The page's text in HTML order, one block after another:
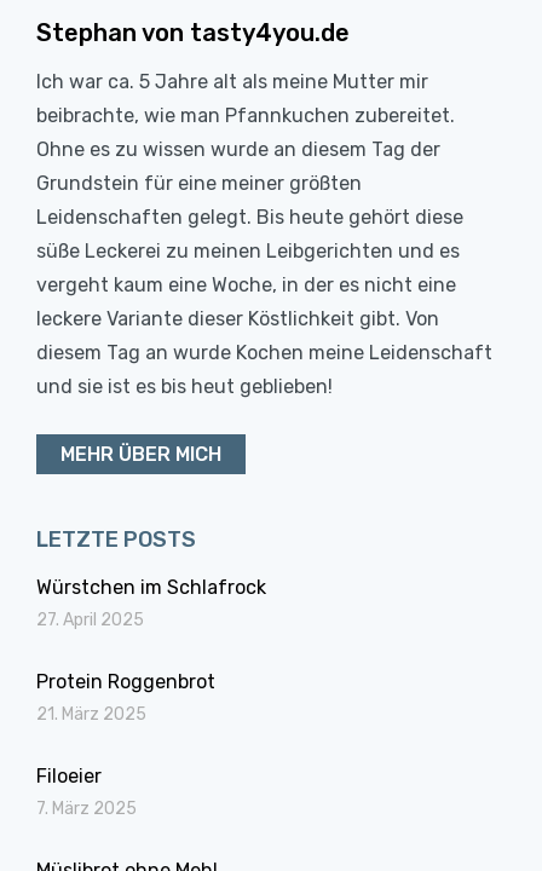
Stephan von tasty4you.de
Ich war ca. 5 Jahre alt als meine Mutter mir
beibrachte, wie man Pfannkuchen zubereitet.
Ohne es zu wissen wurde an diesem Tag der
Grundstein für eine meiner größten
Leidenschaften gelegt. Bis heute gehört diese
süße Leckerei zu meinen Leibgerichten und es
vergeht kaum eine Woche, in der es nicht eine
leckere Variante dieser Köstlichkeit gibt. Von
diesem Tag an wurde Kochen meine Leidenschaft
und sie ist es bis heut geblieben!
MEHR ÜBER MICH
LETZTE POSTS
Würstchen im Schlafrock
27. April 2025
Protein Roggenbrot
21. März 2025
Filoeier
7. März 2025